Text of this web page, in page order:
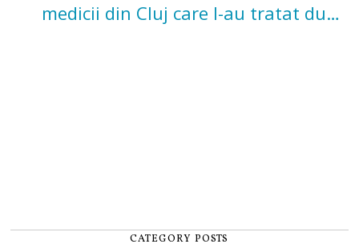
medicii din Cluj care l-au tratat după
CATEGORY POSTS